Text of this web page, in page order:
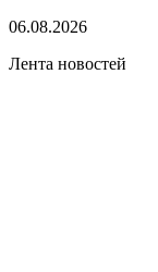
06.08.2026
Лента новостей